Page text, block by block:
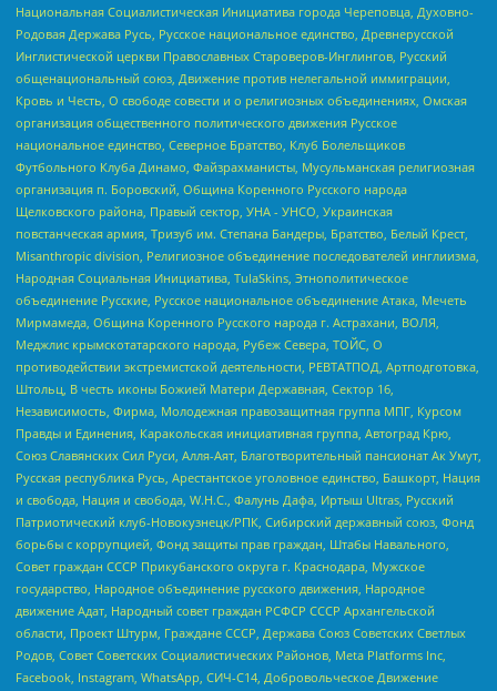
Национальная Социалистическая Инициатива города Череповца, Духовно-
Родовая Держава Русь, Русское национальное единство, Древнерусской
Инглистической церкви Православных Староверов-Инглингов, Русский
общенациональный союз, Движение против нелегальной иммиграции,
Кровь и Честь, О свободе совести и о религиозных объединениях, Омская
организация общественного политического движения Русское
национальное единство, Северное Братство, Клуб Болельщиков
Футбольного Клуба Динамо, Файзрахманисты, Мусульманская религиозная
организация п. Боровский, Община Коренного Русского народа
Щелковского района, Правый сектор, УНА - УНСО, Украинская
повстанческая армия, Тризуб им. Степана Бандеры, Братство, Белый Крест,
Misanthropic division, Религиозное объединение последователей инглиизма,
Народная Социальная Инициатива, TulaSkins, Этнополитическое
объединение Русские, Русское национальное объединение Атака, Мечеть
Мирмамеда, Община Коренного Русского народа г. Астрахани, ВОЛЯ,
Меджлис крымскотатарского народа, Рубеж Севера, ТОЙС, О
противодействии экстремистской деятельности, РЕВТАТПОД, Артподготовка,
Штольц, В честь иконы Божией Матери Державная, Сектор 16,
Независимость, Фирма, Молодежная правозащитная группа МПГ, Курсом
Правды и Единения, Каракольская инициативная группа, Автоград Крю,
Союз Славянских Сил Руси, Алля-Аят, Благотворительный пансионат Ак Умут,
Русская республика Русь, Арестантское уголовное единство, Башкорт, Нация
и свобода, Нация и свобода, W.H.С., Фалунь Дафа, Иртыш Ultras, Русский
Патриотический клуб-Новокузнецк/РПК, Сибирский державный союз, Фонд
борьбы с коррупцией, Фонд защиты прав граждан, Штабы Навального,
Совет граждан СССР Прикубанского округа г. Краснодара, Мужское
государство, Народное объединение русского движения, Народное
движение Адат, Народный совет граждан РСФСР СССР Архангельской
области, Проект Штурм, Граждане СССР, Держава Союз Советских Светлых
Родов, Совет Советских Социалистических Районов, Meta Platforms Inc,
Facebook, Instagram, WhatsApp, СИЧ-С14, Добровольческое Движение